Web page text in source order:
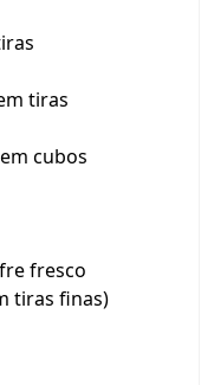
tiras
cubos
fresco
tiras finas)